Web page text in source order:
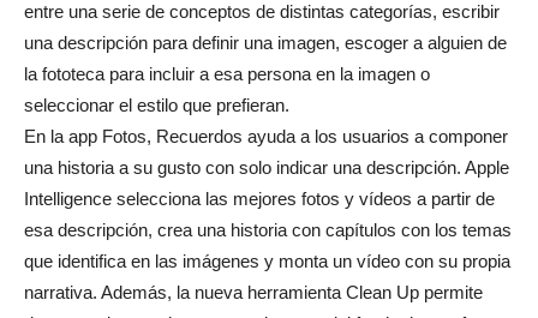
entre una serie de conceptos de distintas categorías, escribir
una descripción para definir una imagen, escoger a alguien de
la fototeca para incluir a esa persona en la imagen o
seleccionar el estilo que prefieran.
En la app Fotos, Recuerdos ayuda a los usuarios a componer
una historia a su gusto con solo indicar una descripción. Apple
Intelligence selecciona las mejores fotos y vídeos a partir de
esa descripción, crea una historia con capítulos con los temas
que identifica en las imágenes y monta un vídeo con su propia
narrativa. Además, la nueva herramienta Clean Up permite